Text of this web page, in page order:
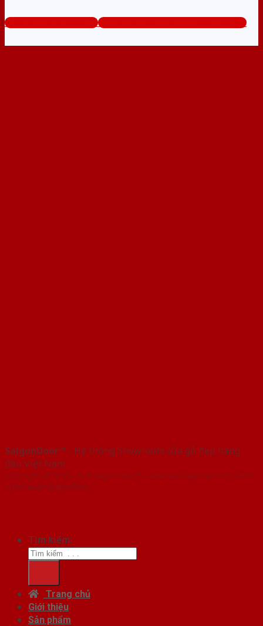
www.bancuagodep.com Tổng đài tư vấn miễn phí: 0824.400.400
SaigonDoor™ - Hệ thống Showroom cửa gỗ đẹp hàng
đầu Việt Nam
Copyright ⓒ 2016 – 2026 SaigonDoor™ - www.bancuagodep.com | Đơn
vị chủ quản SaigonDoor
Tìm kiếm:
Trang chủ
Giới thiệu
Sản phẩm